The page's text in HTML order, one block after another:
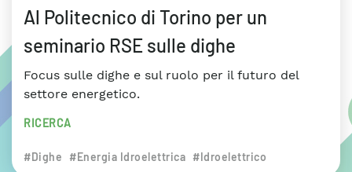
Al Politecnico di Torino per un
seminario RSE sulle dighe
Focus sulle dighe e sul ruolo per il futuro del
settore energetico.
RICERCA
#Dighe #Energia Idroelettrica #Idroelettrico